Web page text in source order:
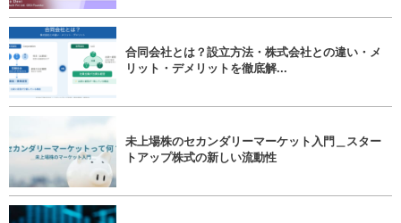
合同会社とは？設立方法・株式会社との違い・メ
リット・デメリットを徹底解...
未上場株のセカンダリーマーケット入門＿スター
トアップ株式の新しい流動性